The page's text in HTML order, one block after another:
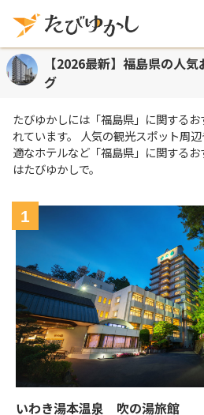
【2026最新】福島県の人
グ
たびゆかしには 「福島県」 に関する
れています。 人気の観光スポット周
適なホテルなど 「福島県」 に関する
はたびゆかしで。
1
いわき湯本温泉 吹の湯旅館